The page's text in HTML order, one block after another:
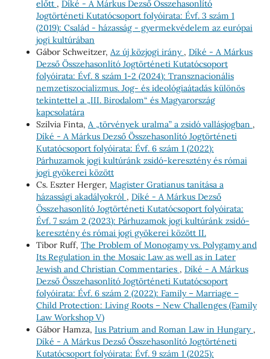
előtt , Díké - A Márkus Dezső Összehasonlító
Jogtörténeti Kutatócsoport folyóirata: Évf. 3 szám 1
(2019): Család - házasság - gyermekvédelem az európai
jogi kultúrában
Gábor Schweitzer, Az új közjogi irány , Díké - A Márkus
Dezső Összehasonlító Jogtörténeti Kutatócsoport
folyóirata: Évf. 8 szám 1-2 (2024): Transznacionális
nemzetiszocializmus. Jog- és ideológiaátadás különös
tekintettel a „III. Birodalom“ és Magyarország
kapcsolatára
Szilvia Finta, A „törvények uralma” a zsidó vallásjogban ,
Díké - A Márkus Dezső Összehasonlító Jogtörténeti
Kutatócsoport folyóirata: Évf. 6 szám 1 (2022):
Párhuzamok jogi kultúránk zsidó-keresztény és római
jogi gyökerei között
Cs. Eszter Herger, Magister Gratianus tanítása a
házassági akadályokról , Díké - A Márkus Dezső
Összehasonlító Jogtörténeti Kutatócsoport folyóirata:
Évf. 7 szám 2 (2023): Párhuzamok jogi kultúránk zsidó-
keresztény és római jogi gyökerei között II.
Tibor Ruff, The Problem of Monogamy vs. Polygamy and
Its Regulation in the Mosaic Law as well as in Later
Jewish and Christian Commentaries , Díké - A Márkus
Dezső Összehasonlító Jogtörténeti Kutatócsoport
folyóirata: Évf. 6 szám 2 (2022): Family – Marriage –
Child Protection: Living Roots – New Challenges (Family
Law Workshop V)
Gábor Hamza, Ius Patrium and Roman Law in Hungary ,
Díké - A Márkus Dezső Összehasonlító Jogtörténeti
Kutatócsoport folyóirata: Évf. 9 szám 1 (2025):